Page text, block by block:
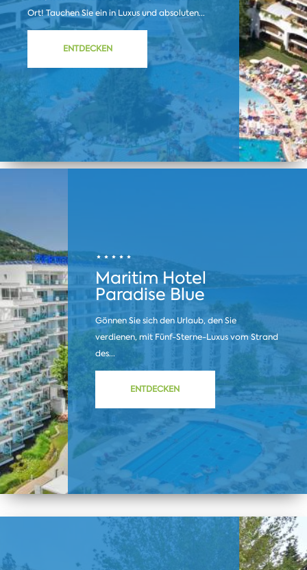
Ort! Tauchen Sie ein in Luxus und absoluten...
ENTDECKEN
Maritim Hotel
Paradise Blue
Gönnen Sie sich den Urlaub, den Sie
verdienen, mit Fünf-Sterne-Luxus vom Strand
des...
ENTDECKEN